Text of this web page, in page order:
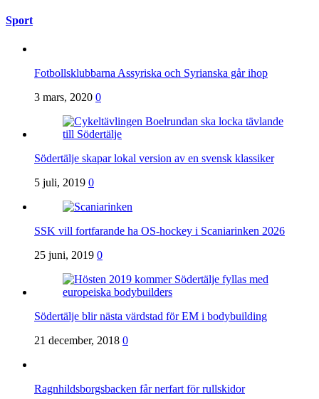
Sport
Fotbollsklubbarna Assyriska och Syrianska går ihop
3 mars, 2020 0
Södertälje skapar lokal version av en svensk klassiker
5 juli, 2019 0
SSK vill fortfarande ha OS-hockey i Scaniarinken 2026
25 juni, 2019 0
Södertälje blir nästa värdstad för EM i bodybuilding
21 december, 2018 0
Ragnhildsborgsbacken får nerfart för rullskidor